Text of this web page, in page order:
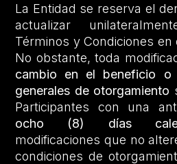
La Entidad se reserva el
actualizar
Términos y Condiciones
No obstante, toda
cambio en el beneficio o
generales de otorgamiento
Participantes con una
ocho (8) días
modificaciones que no
condiciones de